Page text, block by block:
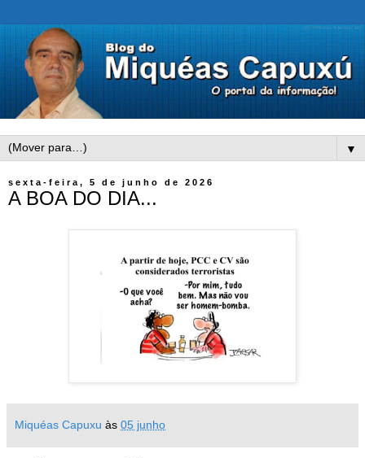
▼
sexta-feira, 5 de junho de 2026
A BOA DO DIA...
Miquéas Capuxu às 05 junho